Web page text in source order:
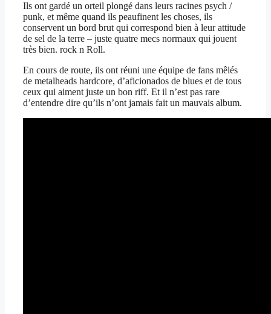
Ils ont gardé un orteil plongé dans leurs racines psych /
punk, et même quand ils peaufinent les choses, ils
conservent un bord brut qui correspond bien à leur attitude
de sel de la terre – juste quatre mecs normaux qui jouent
très bien. rock n Roll.
En cours de route, ils ont réuni une équipe de fans mêlés
de metalheads hardcore, d’aficionados de blues et de tous
ceux qui aiment juste un bon riff. Et il n’est pas rare
d’entendre dire qu’ils n’ont jamais fait un mauvais album.